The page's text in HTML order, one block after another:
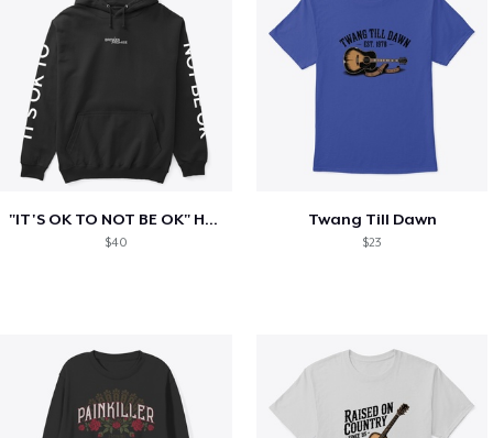
"IT'S OK TO NOT BE OK" Hoodie (BP LOGO)
$40
Twang Till Dawn
$23